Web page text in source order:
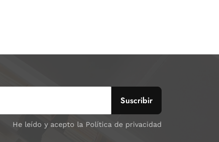
He leído y acepto la Política de privacidad